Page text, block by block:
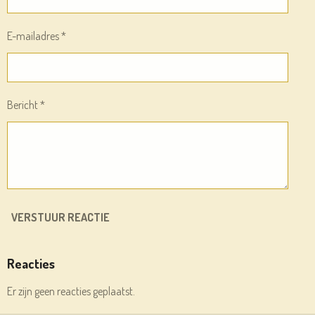
E-mailadres *
Bericht *
VERSTUUR REACTIE
Reacties
Er zijn geen reacties geplaatst.